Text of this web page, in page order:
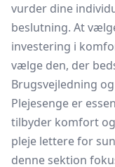
vurder dine
beslutning. At
investering i
vælge den, der
Brugsvejledning
Plejesenge er
tilbyder komfort
pleje lettere for
denne sektion